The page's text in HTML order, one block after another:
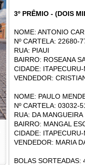
3º PRÊMIO - (DOIS
NOME: ANTONIO
Nº CARTELA: 22680-
RUA:
BAIRRO: ROSEANA
CIDADE:
VENDEDOR:
NOME: PAULO
Nº CARTELA: 03032-
RUA: DA
BAIRRO: MANGAL
CIDADE:
VENDEDOR: MARIA
BOLAS